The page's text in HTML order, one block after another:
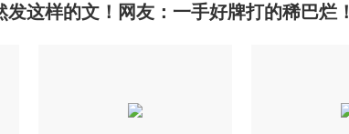
这样的文！网友：一手好牌打的稀巴烂！